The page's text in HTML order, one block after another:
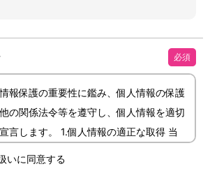
必須
報保護の重要性に鑑み、個人情報の保護
の関係法令等を遵守し、個人情報を適切
言します。 1.個人情報の適正な取得 当
得します。 2.個人情報の利用目的 当教
いに同意する